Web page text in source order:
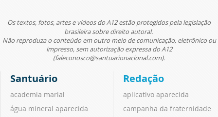
Os textos, fotos, artes e vídeos do A12 estão protegidos pela legislação
brasileira sobre direito autoral.
Não reproduza o conteúdo em outro meio de comunicação, eletrônico ou
impresso, sem autorização expressa do A12
(faleconosco@santuarionacional.com).
Santuário
academia marial
água mineral aparecida
Redação
aplicativo aparecida
campanha da fraternidade